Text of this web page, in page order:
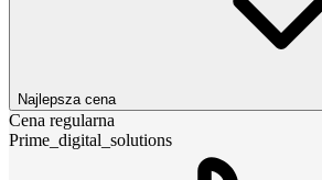
Najlepsza cena
Cena regularna
Prime_digital_solutions